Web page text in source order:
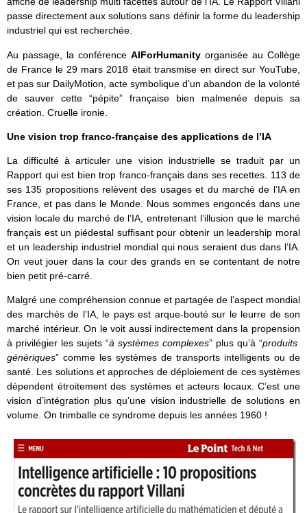
passe directement aux solutions sans définir la forme du leadership
industriel qui est recherchée.
Au passage, la conférence AIForHumanity organisée au Collège
de France le 29 mars 2018 était transmise en direct sur YouTube,
et pas sur DailyMotion, acte symbolique d’un abandon de la volonté
de sauver cette “pépite” française bien malmenée depuis sa
création. Cruelle ironie.
Une vision trop franco-française des applications de l’IA
La difficulté à articuler une vision industrielle se traduit par un
Rapport qui est bien trop franco-français dans ses recettes. 113 de
ses 135 propositions relèvent des usages et du marché de l’IA en
France, et pas dans le Monde. Nous sommes engoncés dans une
vision locale du marché de l’IA, entretenant l’illusion que le marché
français est un piédestal suffisant pour obtenir un leadership moral
et un leadership industriel mondial qui nous seraient dus dans l’IA.
On veut jouer dans la cour des grands en se contentant de notre
bien petit pré-carré.
Malgré une compréhension connue et partagée de l’aspect mondial
des marchés de l’IA, le pays est arque-bouté sur le leurre de son
marché intérieur. On le voit aussi indirectement dans la propension
à privilégier les sujets “à systèmes complexes” plus qu’à “produits
génériques” comme les systèmes de transports intelligents ou de
santé. Les solutions et approches de déploiement de ces systèmes
dépendent étroitement des systèmes et acteurs locaux. C’est une
vision d’intégration plus qu’une vision industrielle de solutions en
volume. On trimballe ce syndrome depuis les années 1960 !